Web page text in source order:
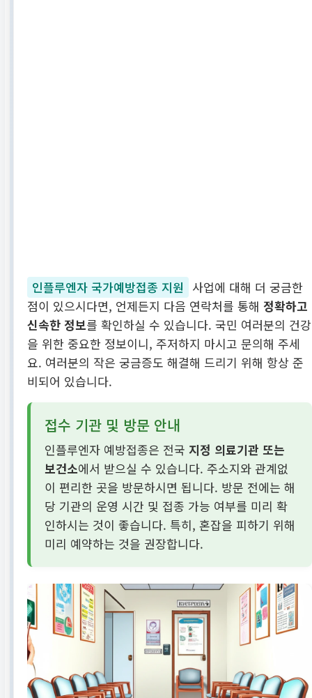
인플루엔자 국가예방접종 지원 사업에 대해 더 궁금한
점이 있으시다면, 언제든지 다음 연락처를 통해 정확하고
신속한 정보를 확인하실 수 있습니다. 국민 여러분의 건강
을 위한 중요한 정보이니, 주저하지 마시고 문의해 주세
요. 여러분의 작은 궁금증도 해결해 드리기 위해 항상 준
비되어 있습니다.
접수 기관 및 방문 안내
인플루엔자 예방접종은 전국 지정 의료기관 또는
보건소에서 받으실 수 있습니다. 주소지와 관계없
이 편리한 곳을 방문하시면 됩니다. 방문 전에는 해
당 기관의 운영 시간 및 접종 가능 여부를 미리 확
인하시는 것이 좋습니다. 특히, 혼잡을 피하기 위해
미리 예약하는 것을 권장합니다.